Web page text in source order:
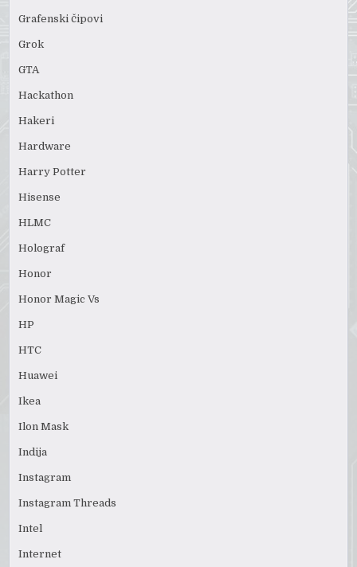
Grafenski čipovi
Grok
GTA
Hackathon
Hakeri
Hardware
Harry Potter
Hisense
HLMC
Holograf
Honor
Honor Magic Vs
HP
HTC
Huawei
Ikea
Ilon Mask
Indija
Instagram
Instagram Threads
Intel
Internet